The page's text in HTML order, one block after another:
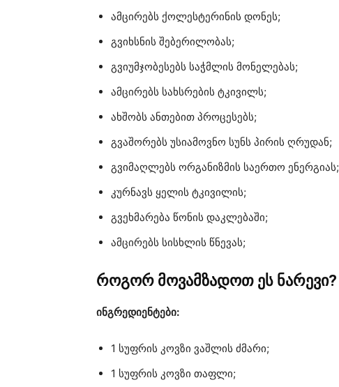
ამცირებს ქოლესტერინის დონეს;
გვიხსნის შებერილობას;
გვიუმჯობესებს საჭმლის მონელებას;
ამცირებს სახსრების ტკივილს;
ახშობს ანთებით პროცესებს;
გვაშორებს უსიამოვნო სუნს პირის ღრუდან;
გვიმაღლებს ორგანიზმის საერთო ენერგიას;
კურნავს ყელის ტკივილის;
გვეხმარება წონის დაკლებაში;
ამცირებს სისხლის წნევას;
როგორ მოვამზადოთ ეს ნარევი?
ინგრედიენტები:
1 სუფრის კოვზი ვაშლის ძმარი;
1 სუფრის კოვზი თაფლი;